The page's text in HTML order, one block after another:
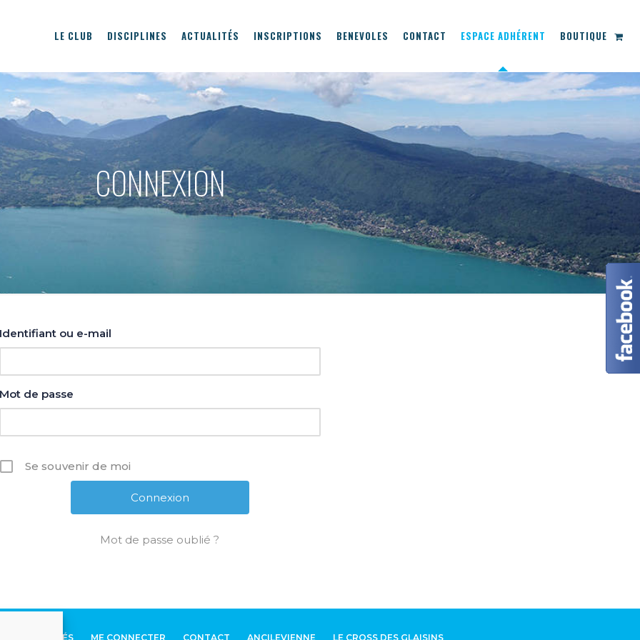
LE CLUB DISCIPLINES ACTUALITÉS INSCRIPTIONS BENEVOLES CONTACT ESPACE ADHÉRENT BOUTIQUE
CONNEXION
Identifiant ou e-mail
Mot de passe
Se souvenir de moi
Mot de passe oublié ?
ACTUALITÉS ME CONNECTER CONTACT ANCILEVIENNE LE CROSS DES GLAISINS